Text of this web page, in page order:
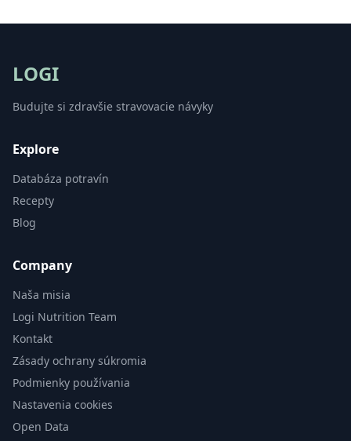
LOGI
Budujte si zdravšie stravovacie návyky
Explore
Databáza potravín
Recepty
Blog
Company
Naša misia
Logi Nutrition Team
Kontakt
Zásady ochrany súkromia
Podmienky používania
Nastavenia cookies
Open Data